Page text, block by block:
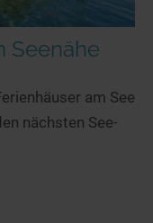
Seenähe
am See
nächsten See-